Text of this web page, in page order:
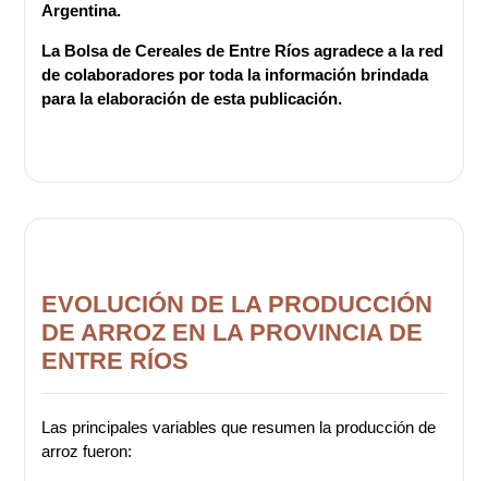
Argentina.
La Bolsa de Cereales de Entre Ríos agradece a la red
de colaboradores por toda la información brindada
para la elaboración de esta publicación.
EVOLUCIÓN DE LA PRODUCCIÓN
DE ARROZ EN LA PROVINCIA DE
ENTRE RÍOS
Las principales variables que resumen la producción de
arroz fueron: